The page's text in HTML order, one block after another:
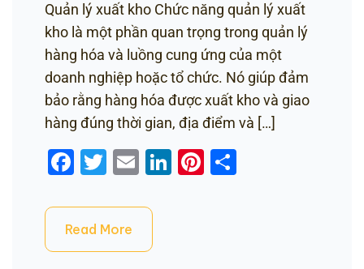
Quản lý xuất kho Chức năng quản lý xuất
kho là một phần quan trọng trong quản lý
hàng hóa và luồng cung ứng của một
doanh nghiệp hoặc tổ chức. Nó giúp đảm
bảo rằng hàng hóa được xuất kho và giao
hàng đúng thời gian, địa điểm và […]
Facebook
Twitter
EmailLinkedIn
Pinterest
Read More